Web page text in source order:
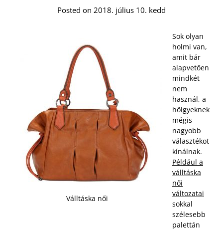
Posted on 2018. július 10. kedd
Válltáska női
Sok olyan
holmi van,
amit bár
alapvetően
mindkét
nem
használ, a
hölgyeknek
mégis
nagyobb
választékot
kínálnak.
Például a
válltáska
női
változatai
sokkal
szélesebb
palettán